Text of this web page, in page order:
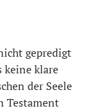
gepredigt
keine klare
der Seele
Testament